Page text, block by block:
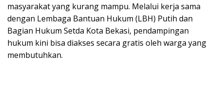
masyarakat yang kurang mampu. Melalui kerja sama
dengan Lembaga Bantuan Hukum (LBH) Putih dan
Bagian Hukum Setda Kota Bekasi, pendampingan
hukum kini bisa diakses secara gratis oleh warga yang
membutuhkan.